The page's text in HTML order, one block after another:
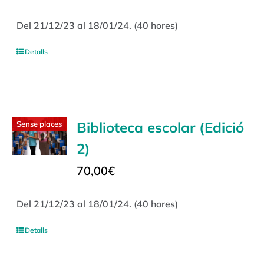
Del 21/12/23 al 18/01/24. (40 hores)
Detalls
Sense places
Biblioteca escolar (Edició
2)
70,00€
Del 21/12/23 al 18/01/24. (40 hores)
Detalls